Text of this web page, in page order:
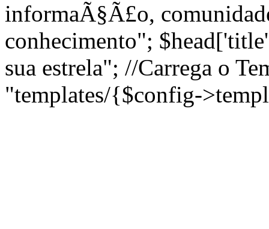
informaÃ§Ã£o,
conhecimento";
sua estrela"; //Carrega o
"templates/{$config-